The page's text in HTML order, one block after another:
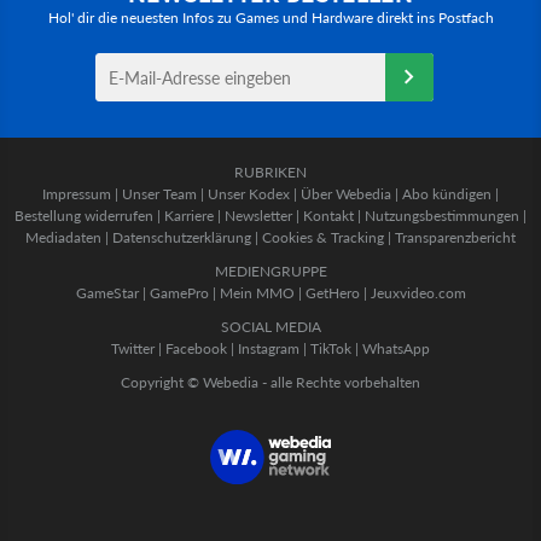
Hol' dir die neuesten Infos zu Games und Hardware direkt ins Postfach
RUBRIKEN
Impressum | Unser Team | Unser Kodex | Über Webedia | Abo kündigen |
Bestellung widerrufen | Karriere | Newsletter | Kontakt | Nutzungsbestimmungen |
Mediadaten | Datenschutzerklärung | Cookies & Tracking | Transparenzbericht
MEDIENGRUPPE
GameStar| GamePro | Mein MMO | GetHero | Jeuxvideo.com
SOCIAL MEDIA
Twitter | Facebook | Instagram | TikTok | WhatsApp
Copyright © Webedia - alle Rechte vorbehalten